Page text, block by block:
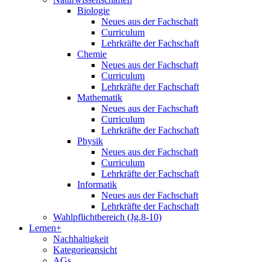
Biologie
Neues aus der Fachschaft
Curriculum
Lehrkräfte der Fachschaft
Chemie
Neues aus der Fachschaft
Curriculum
Lehrkräfte der Fachschaft
Mathematik
Neues aus der Fachschaft
Curriculum
Lehrkräfte der Fachschaft
Physik
Neues aus der Fachschaft
Curriculum
Lehrkräfte der Fachschaft
Informatik
Neues aus der Fachschaft
Lehrkräfte der Fachschaft
Wahlpflichtbereich (Jg.8-10)
Lernen+
Nachhaltigkeit
Kategorieansicht